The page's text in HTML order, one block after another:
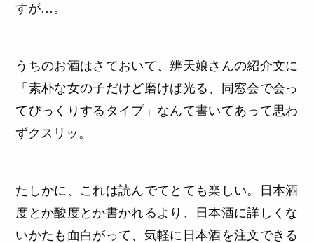
すが…。
うちのお酒はさておいて、辨天娘さんの紹介文に
「素朴な女の子だけど磨けば光る、同窓会で会っ
てびっくりするタイプ」なんて書いてあって思わ
ずクスリッ。
たしかに、これは読んでてとても楽しい。日本酒
度とか酸度とか書かれるより、日本酒に詳しくな
いかたも面白がって、気軽に日本酒を注文できる